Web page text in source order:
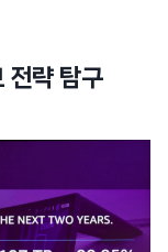
전략 탐구